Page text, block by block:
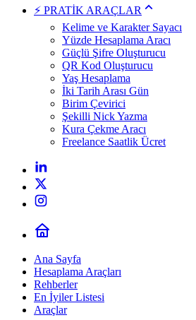
⚡ PRATİK ARAÇLAR
Kelime ve Karakter Sayacı
Yüzde Hesaplama Aracı
Güçlü Şifre Oluşturucu
QR Kod Oluşturucu
Yaş Hesaplama
İki Tarih Arası Gün
Birim Çevirici
Şekilli Nick Yazma
Kura Çekme Aracı
Freelance Saatlik Ücret
Ana Sayfa
Hesaplama Araçları
Rehberler
En İyiler Listesi
Araçlar